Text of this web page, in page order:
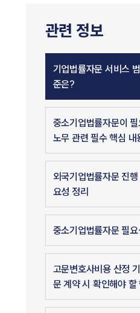
관련 정보
기업법률자문 서비스
준은?
중소기업법률자문이
노무 관련 필수 핵심 내
외국기업법률자문 진
요성 정리
중소기업법률자문 필
고문변호사비용 산정
문 계약 시 확인해야 할